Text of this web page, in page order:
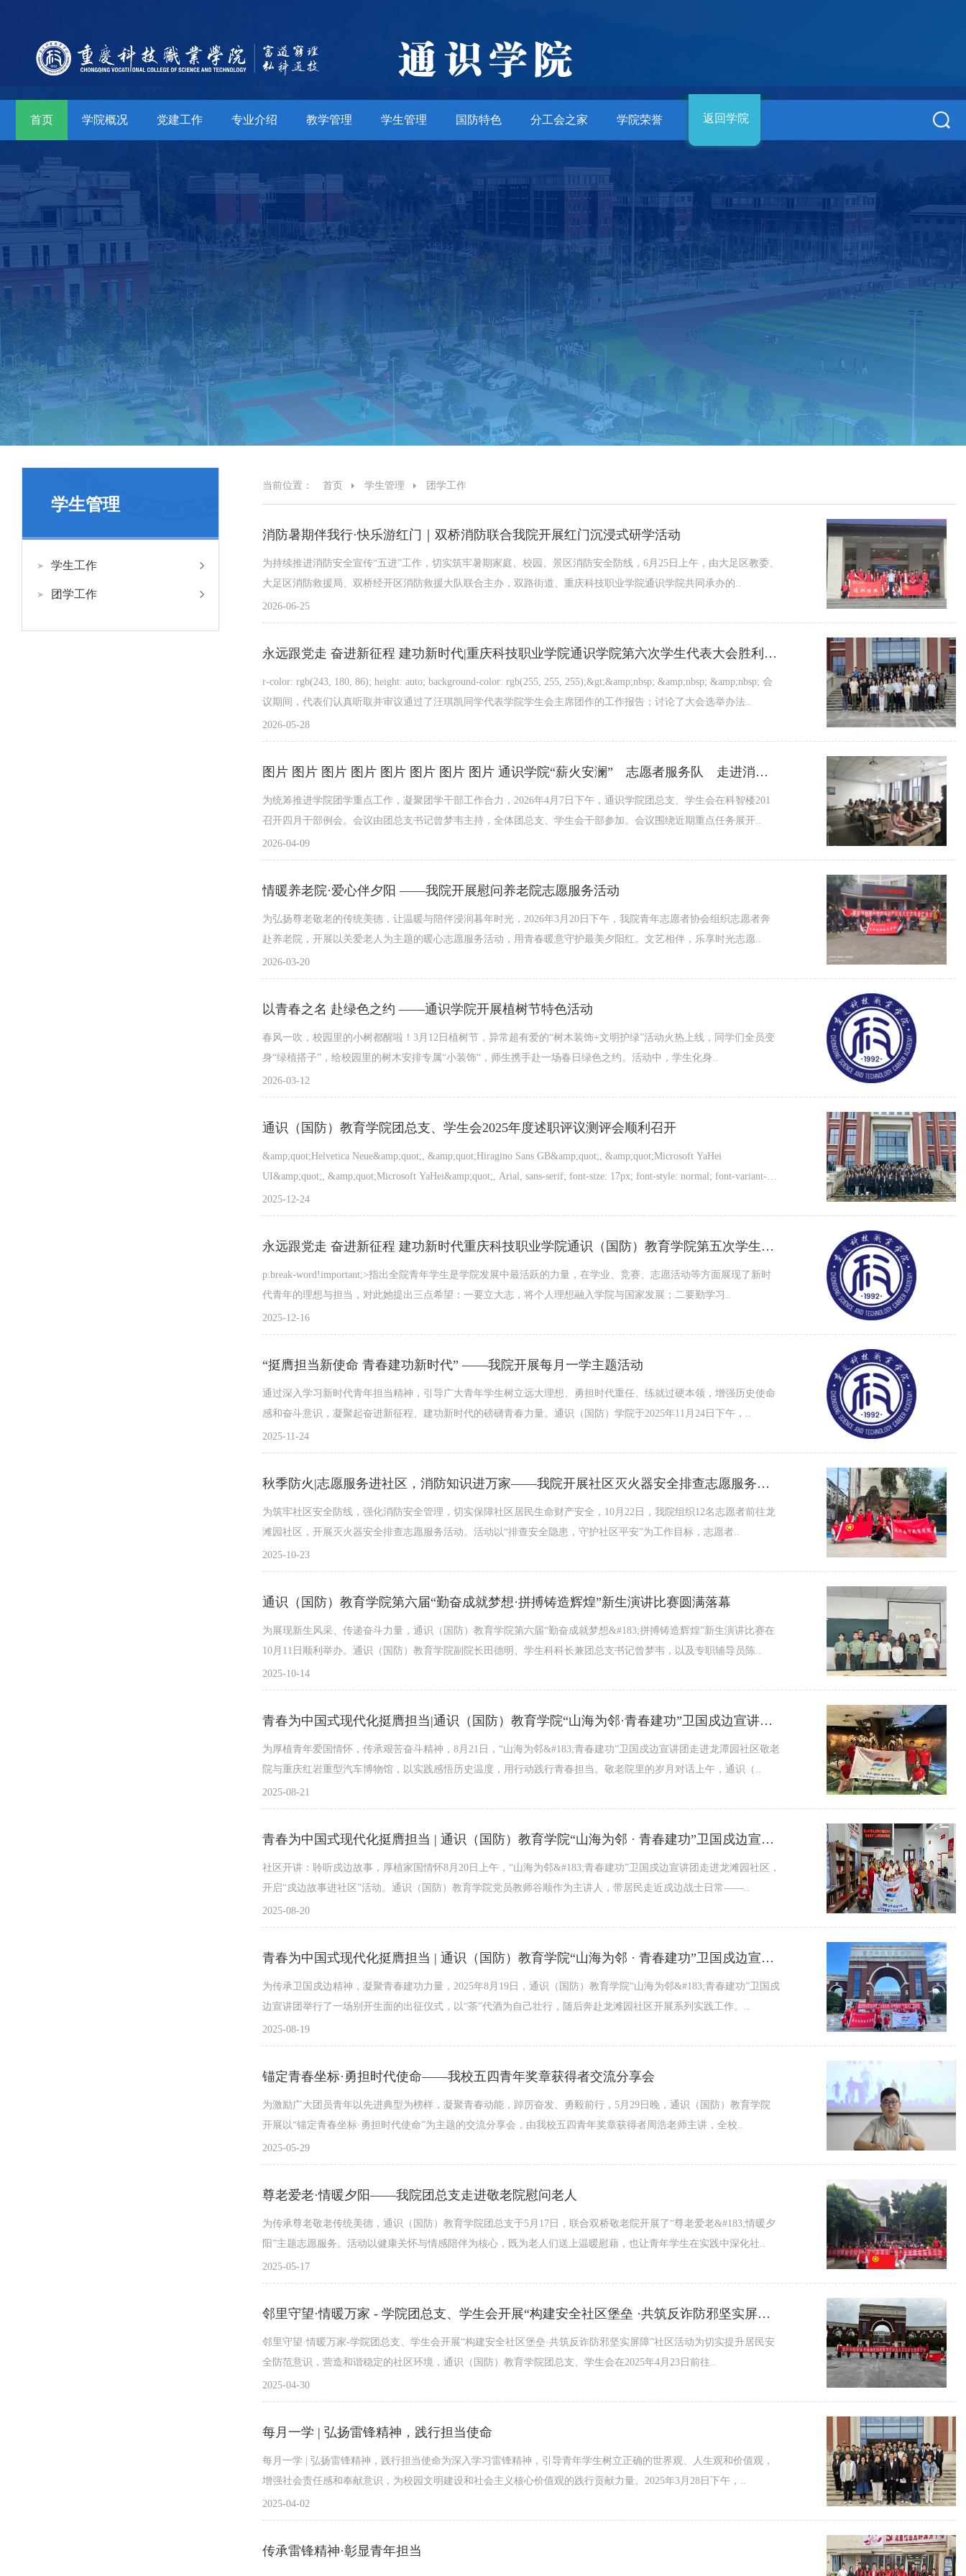
首页 学院概况 党建工作 专业介绍 教学管理 学生管理 国防特色 分工会之家 学院荣誉 返回学院
学生管理
学生工作
团学工作
当前位置： 首页 学生管理 团学工作
消防暑期伴我行·快乐游红门｜双桥消防联合我院开展红门沉浸式研学活动
为持续推进消防安全宣传“五进”工作，切实筑牢暑期家庭、校园、景区消防安全防线，6月25日上午，由大足区教委、
大足区消防救援局、双桥经开区消防救援大队联合主办，双路街道、重庆科技职业学院通识学院共同承办的..
2026-06-25
永远跟党走 奋进新征程 建功新时代|重庆科技职业学院通识学院第六次学生代表大会胜利召开
r-color: rgb(243, 180, 86); height: auto; background-color: rgb(255, 255, 255);&gt;&amp;nbsp; &amp;nbsp; &amp;nbsp; 会
议期间，代表们认真听取并审议通过了汪琪凯同学代表学院学生会主席团作的工作报告；讨论了大会选举办法..
2026-05-28
图片 图片 图片 图片 图片 图片 图片 图片 通识学院“薪火安澜” 志愿者服务队 走进消防站 图片 图片 图片 图片 图片 图片 图片 图片 图片 图片 消防安全知识教育，生命至上！ 为进一步提升志愿者消防安全意识，普及消防知识与应急技能，近距离感受消防救援队伍的责任与担当，2026年4月8日下午，通识学院党员教师带领“薪火安澜”志愿者服务队走进双桥消防站，开展了一场生动且实用的消防实践学习活动。 图片 图片 图片 活动现场，消防工作人员热情迎接志愿者们的到来，带领大家逐一认识
为统筹推进学院团学重点工作，凝聚团学干部工作合力，2026年4月7日下午，通识学院团总支、学生会在科智楼201
召开四月干部例会。会议由团总支书记曾梦韦主持，全体团总支、学生会干部参加。会议围绕近期重点任务展开..
2026-04-09
情暖养老院·爱心伴夕阳 ——我院开展慰问养老院志愿服务活动
为弘扬尊老敬老的传统美德，让温暖与陪伴浸润暮年时光，2026年3月20日下午，我院青年志愿者协会组织志愿者奔
赴养老院，开展以关爱老人为主题的暖心志愿服务活动，用青春暖意守护最美夕阳红。文艺相伴，乐享时光志愿..
2026-03-20
以青春之名 赴绿色之约 ——通识学院开展植树节特色活动
春风一吹，校园里的小树都醒啦！3月12日植树节，异常超有爱的“树木装饰+文明护绿”活动火热上线，同学们全员变
身“绿植搭子”，给校园里的树木安排专属“小装饰“，师生携手赴一场春日绿色之约。活动中，学生化身..
2026-03-12
通识（国防）教育学院团总支、学生会2025年度述职评议测评会顺利召开
&amp;quot;Helvetica Neue&amp;quot;, &amp;quot;Hiragino Sans GB&amp;quot;, &amp;quot;Microsoft YaHei
UI&amp;quot;, &amp;quot;Microsoft YaHei&amp;quot;, Arial, sans-serif; font-size: 17px; font-style: normal; font-variant-
ligatures:..
2025-12-24
永远跟党走 奋进新征程 建功新时代重庆科技职业学院通识（国防）教育学院第五次学生代表大会胜利召开
p:break-word!important;>指出全院青年学生是学院发展中最活跃的力量，在学业、竞赛、志愿活动等方面展现了新时
代青年的理想与担当，对此她提出三点希望：一要立大志，将个人理想融入学院与国家发展；二要勤学习..
2025-12-16
“挺膺担当新使命 青春建功新时代” ——我院开展每月一学主题活动
通过深入学习新时代青年担当精神，引导广大青年学生树立远大理想、勇担时代重任、练就过硬本领，增强历史使命
感和奋斗意识，凝聚起奋进新征程、建功新时代的磅礴青春力量。通识（国防）学院于2025年11月24日下午，..
2025-11-24
秋季防火|志愿服务进社区，消防知识进万家——我院开展社区灭火器安全排查志愿服务活动
为筑牢社区安全防线，强化消防安全管理，切实保障社区居民生命财产安全，10月22日，我院组织12名志愿者前往龙
滩园社区，开展灭火器安全排查志愿服务活动。活动以“排查安全隐患，守护社区平安”为工作目标，志愿者..
2025-10-23
通识（国防）教育学院第六届“勤奋成就梦想·拼搏铸造辉煌”新生演讲比赛圆满落幕
为展现新生风采、传递奋斗力量，通识（国防）教育学院第六届“勤奋成就梦想&#183;拼搏铸造辉煌”新生演讲比赛在
10月11日顺利举办。通识（国防）教育学院副院长田德明、学生科科长兼团总支书记曾梦韦，以及专职辅导员陈..
2025-10-14
青春为中国式现代化挺膺担当|通识（国防）教育学院“山海为邻·青春建功”卫国戍边宣讲团活动纪实（三）
为厚植青年爱国情怀，传承艰苦奋斗精神，8月21日，“山海为邻&#183;青春建功”卫国戍边宣讲团走进龙潭园社区敬老
院与重庆红岩重型汽车博物馆，以实践感悟历史温度，用行动践行青春担当。敬老院里的岁月对话上午，通识（..
2025-08-21
青春为中国式现代化挺膺担当 | 通识（国防）教育学院“山海为邻 · 青春建功”卫国戍边宣讲团活动纪实（二）
社区开讲：聆听戍边故事，厚植家国情怀8月20日上午，“山海为邻&#183;青春建功”卫国戍边宣讲团走进龙滩园社区，
开启“戍边故事进社区”活动。通识（国防）教育学院党员教师谷顺作为主讲人，带居民走近戍边战士日常——..
2025-08-20
青春为中国式现代化挺膺担当 | 通识（国防）教育学院“山海为邻 · 青春建功”卫国戍边宣讲团活动纪实（一）
为传承卫国戍边精神，凝聚青春建功力量，2025年8月19日，通识（国防）教育学院“山海为邻&#183;青春建功”卫国戍
边宣讲团举行了一场别开生面的出征仪式，以“茶”代酒为自己壮行，随后奔赴龙滩园社区开展系列实践工作。..
2025-08-19
锚定青春坐标·勇担时代使命——我校五四青年奖章获得者交流分享会
为激励广大团员青年以先进典型为榜样，凝聚青春动能，踔厉奋发、勇毅前行，5月29日晚，通识（国防）教育学院
开展以“锚定青春坐标·勇担时代使命”为主题的交流分享会，由我校五四青年奖章获得者周浩老师主讲，全校..
2025-05-29
尊老爱老·情暖夕阳——我院团总支走进敬老院慰问老人
为传承尊老敬老传统美德，通识（国防）教育学院团总支于5月17日，联合双桥敬老院开展了“尊老爱老&#183;情暖夕
阳”主题志愿服务。活动以健康关怀与情感陪伴为核心，既为老人们送上温暖慰藉，也让青年学生在实践中深化社..
2025-05-17
邻里守望·情暖万家 - 学院团总支、学生会开展“构建安全社区堡垒 ·共筑反诈防邪坚实屏障”社区活动
邻里守望·情暖万家-学院团总支、学生会开展“构建安全社区堡垒·共筑反诈防邪坚实屏障”社区活动为切实提升居民安
全防范意识，营造和谐稳定的社区环境，通识（国防）教育学院团总支、学生会在2025年4月23日前往..
2025-04-30
每月一学 | 弘扬雷锋精神，践行担当使命
每月一学 | 弘扬雷锋精神，践行担当使命为深入学习雷锋精神，引导青年学生树立正确的世界观、人生观和价值观，
增强社会责任感和奉献意识，为校园文明建设和社会主义核心价值观的践行贡献力量。2025年3月28日下午，..
2025-04-02
传承雷锋精神·彰显青年担当